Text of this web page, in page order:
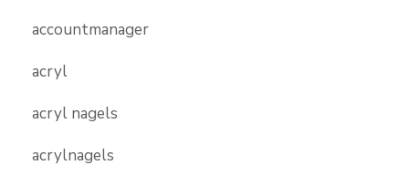
accountmanager
acryl
acryl nagels
acrylnagels